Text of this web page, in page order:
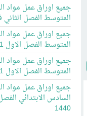
جميع اوراق عمل مواد
المتوسط الفصل الثاني ف2
جميع اوراق عمل مواد
المتوسط الفصل الاول 1441 pdf
جميع اوراق عمل مواد
المتوسط الفصل الاول 1441 pdf
جميع اوراق عمل مواد
1440